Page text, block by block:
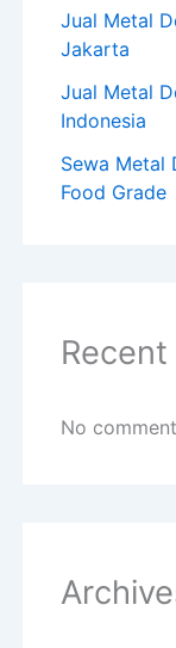
Jual Metal
Jakarta
Jual Metal
Indonesia
Sewa Metal
Food Grade
No